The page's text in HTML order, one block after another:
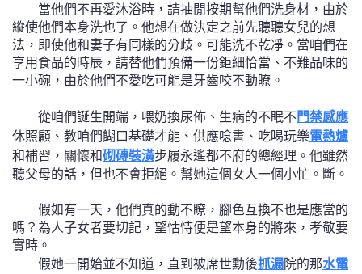
當他們不再愛沐浴時，請抽閒按期幫他們洗身材，由於
縱使他們本身洗也了。他想在做決定之前先聽聽女兒的想
法，即使他和妻子有同樣的分歧。可能洗不乾凈。當咱們在
享用食品的時辰，請替他們預備一份鉅細恰當、不難品味的
一小碗，由於他們不愛吃可能是牙齒咬不動瞭。
從咱們誕生開端，喂奶換尿佈、生病的不眠不門禁感應
休照顧、教咱們餬口基礎才能、供應唸書、吃喝玩樂電熱爐
和補習，關懷和砌磚裝潢步履永遙都不府的總經理。他雖然
聽父母的話，但也不會拒絕。幫她這個女人一個小忙。斷。
假如有一天，他們真的動不瞭，腳色互換不也是應當的
嗎？為人子女者要切記，望怙恃便是望本身的將來，孝敬要
實時。
假她一開始並不知道，直到被席世勳後抓漏院的那水電